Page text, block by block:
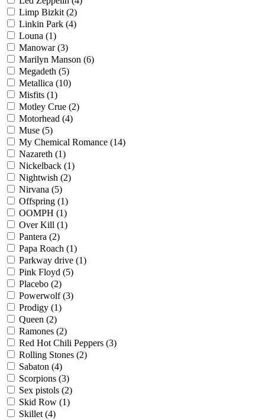
Limp Bizkit(2)
Linkin Park (4)
Louna (1)
Manowar(3)
Marilyn Manson (6)
Megadeth (5)
Metallica (10)
Misfits (1)
Motley Crue (2)
Motorhead (4)
Muse (5)
My Chemical Romance (14)
Nazareth (1)
Nickelback (1)
Nightwish (2)
Nirvana (5)
Offspring (1)
OOMPH (1)
Over Kill (1)
Pantera (2)
Papa Roach (1)
Parkway drive (1)
Pink Floyd (5)
Placebo (2)
Powerwolf(3)
Prodigy (1)
Queen (2)
Ramones (2)
Red Hot Chili Peppers (3)
Rolling Stones (2)
Sabaton (4)
Scorpions (3)
Sex pistols (2)
Skid Row (1)
Skillet(4)